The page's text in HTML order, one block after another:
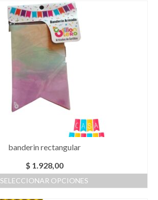
producto
tiene
múltiples
variantes.
Las
opciones
pueden
producto
banderin rectangular
$ 1.928,00
SELECCIONAR OPCIONES